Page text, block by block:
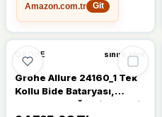
Amazon.com.tr
Git
GROHE sınırlı stok
Grohe Allure 24160_1 Tek
Kollu Bide Bataryası,
Çekme Çubuğu Gider Seti,